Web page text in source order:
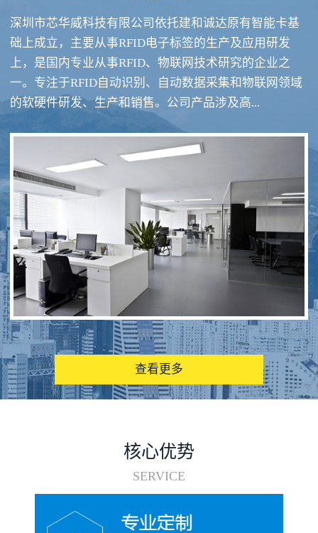
RFID酒类防伪系统方案 RFID智慧食堂系统
图书馆RFID电子标签管理系统
深圳市芯华威科技有限公司依托建和诚达原有智能卡基
础上成立，主要从事RFID电子标签的生产及应用研发
上，是国内专业从事RFID、物联网技术研究的企业之
一。专注于RFID自动识别、自动数据采集和物联网领域
的软硬件研发、生产和销售。公司产品涉及高...
查看更多
核心优势
SERVICE